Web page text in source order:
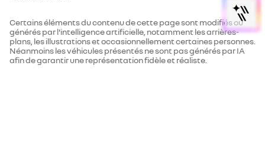
Certains éléments du contenu de cette page sont modifiés ou
générés par l'intelligence artificielle, notamment les arrières-
plans, les illustrations et occasionnellement certaines personnes.
Néanmoins les véhicules présentés ne sont pas générés par IA
afin de garantir une représentation fidèle et réaliste.